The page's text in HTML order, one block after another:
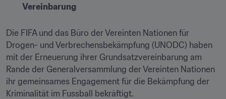
Vereinbarung
Die FIFA und das Büro der Vereinten Nationen für
Drogen- und Verbrechensbekämpfung (UNODC) haben
mit der Erneuerung ihrer Grundsatzvereinbarung am
Rande der Generalversammlung der Vereinten Nationen
ihr gemeinsames Engagement für die Bekämpfung der
Kriminalität im Fussball bekräftigt.